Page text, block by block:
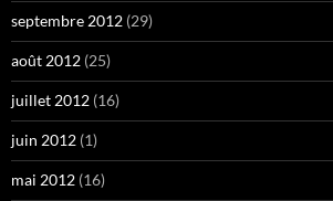
septembre 2012 (29)
août 2012 (25)
juillet 2012 (16)
juin 2012 (1)
mai 2012 (16)